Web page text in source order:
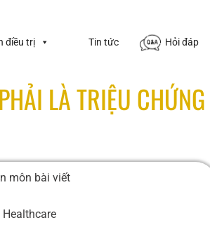
điều trị Tin tức Hỏi đáp
LÀ TRIỆU CHỨNG
môn bài viết